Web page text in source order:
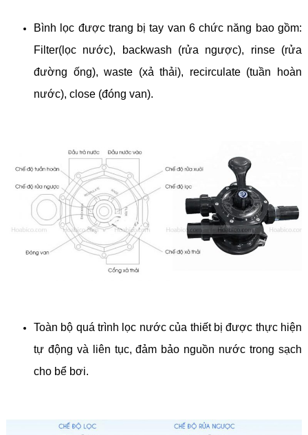
Bình lọc được trang bị tay van 6 chức năng bao gồm:
Filter(lọc nước), backwash (rửa ngược), rinse (rửa
đường ống), waste (xả thải), recirculate (tuần hoàn
nước), close (đóng van).
Toàn bộ quá trình lọc nước của thiết bị được thực hiện
tự động và liên tục, đảm bảo nguồn nước trong sạch
cho bể bơi.